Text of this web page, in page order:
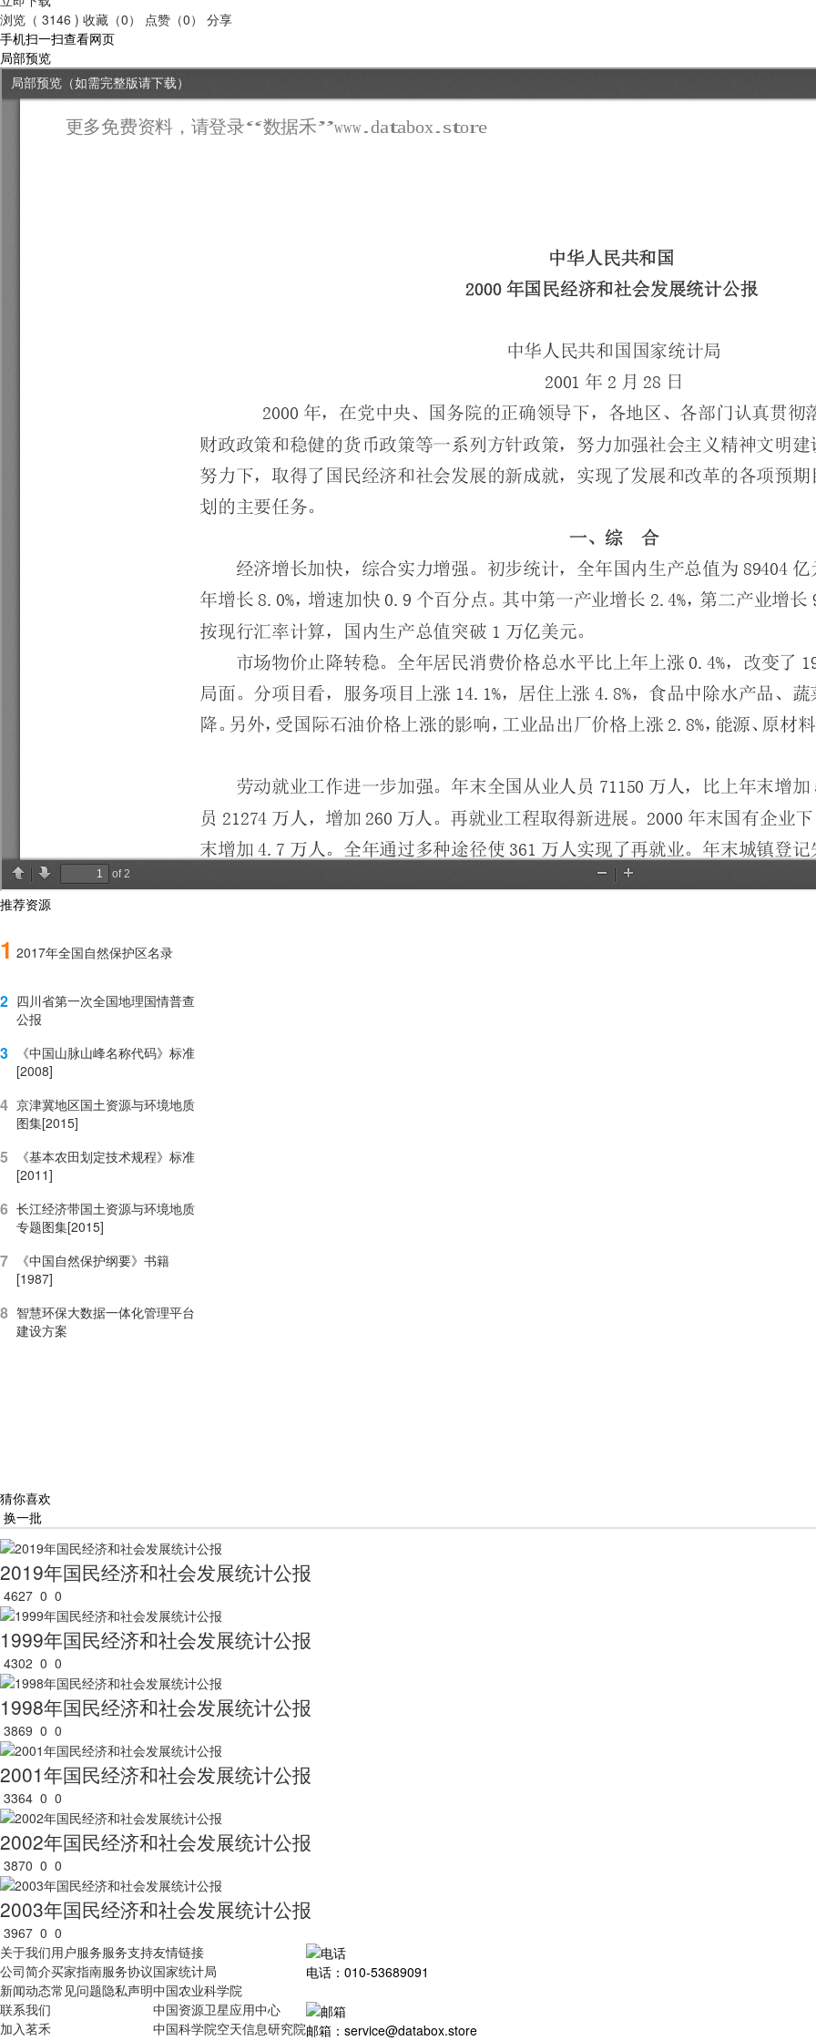
浏览（ 3146 ) 收藏（0） 点赞（0）
分享
手机扫一扫查看网页
局部预览
推荐资源
1 2017年全国自然保护区名录
2 四川省第一次全国地理国情普查
公报
3
《中国山脉山峰名称代码》标准
[2008]
4 京津冀地区国土资源与环境地质
图集[2015]
5
《基本农田划定技术规程》标准
[2011]
6 长江经济带国土资源与环境地质
专题图集[2015]
7
《中国自然保护纲要》书籍
[1987]
8 智慧环保大数据一体化管理平台
建设方案
猜你喜欢
换一批
2019年国民经济和社会发展统计公报
4627 0 0
1999年国民经济和社会发展统计公报
4302 0 0
1998年国民经济和社会发展统计公报
3869 0 0
2001年国民经济和社会发展统计公报
3364 0 0
2002年国民经济和社会发展统计公报
3870 0 0
2003年国民经济和社会发展统计公报
3967 0 0
关于我们
公司简介
新闻动态
联系我们
加入茗禾
用户服务
买家指南
常见问题
服务支持
服务协议
隐私声明
友情链接
国家统计局
中国农业科学院
中国资源卫星应用中心
中国科学院空天信息研究院
电话：010-53689091
邮箱：service@databox.store